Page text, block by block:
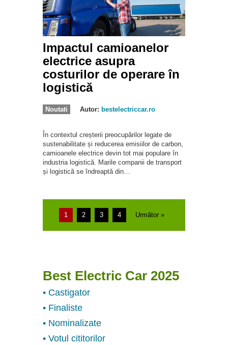
Impactul camioanelor
electrice asupra
costurilor de operare în
logistică
Noutati Autor: bestelectriccar.ro
În contextul creșterii preocupărilor legate de
sustenabilitate și reducerea emisiilor de carbon,
camioanele electrice devin tot mai populare în
industria logistică. Marile companii de transport
și logistică se îndreaptă din…
1 2 3 4 Următor »
Best Electric Car 2025
• Castigator
• Finaliste
• Nominalizate
• Votul cititorilor